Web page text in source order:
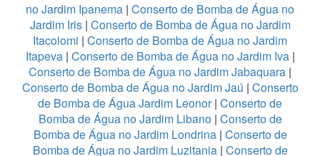
no Jardim Ipanema | Conserto de Bomba de Água no
Jardim Iris| Conserto de Bomba de Água no Jardim
Itacolomi | Conserto de Bomba de Água no Jardim
Itapeva| Conserto de Bomba de Água no Jardim Iva|
Conserto de Bomba de Água no Jardim Jabaquara |
Conserto de Bomba de Água no Jardim Jaú | Conserto
de Bomba de Água Jardim Leonor| Conserto de
Bomba de Água no Jardim Libano| Conserto de
Bomba de Água no Jardim Londrina| Conserto de
Bomba de Água no Jardim Luzitania| Conserto de